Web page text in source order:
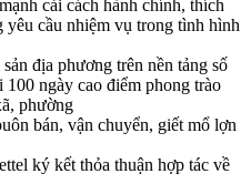
cải cách hành chính, thích
cầu nhiệm vụ trong tình hình
địa phương trên nền tảng số
ngày cao điểm phong trào
phường
bán, vận chuyển, giết mổ lợn
ký kết thỏa thuận hợp tác về